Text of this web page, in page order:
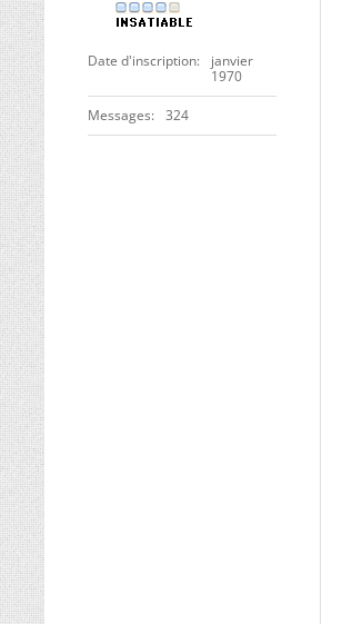
Date d'inscription
janvier
1970
Messages 324